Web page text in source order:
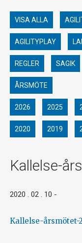
VISA ALLA
AGILITYPLAY
REGLER SAGIK
ÅRSMÖTE
2026 2025
2020 2019
Kallelse-
2020 . 02 . 10 -
Kallelse-årsmötet-